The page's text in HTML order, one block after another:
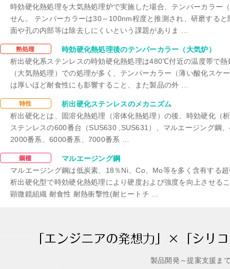
時効硬化熱処理を大気熱処理炉で実施した場合、テンパーカラー
せん。 テンパーカラーは30～100nm程度と推測され、研磨する
面や孔の内部等は除去しにくいという課題がありま …
時効硬化
時効硬化熱処理後のテンパーカラー（大気炉）
析出硬化系ステンレスの時効硬化熱処理は480℃付近の温度帯で
（大気熱処理）での処理が多く、テンパーカラー（薄い酸化スケ
は厚いほど耐食性にも影響すること、また製品の外 …
時効硬化
析出硬化ステンレスのメカニズム
析出硬化とは、固溶化熱処理（溶体化熱処理）の後、時効硬化（
ステンレスの600番台（SUS630 ,SUS631）、マルエージング鋼
2000番系、6000番系、7000番系 …
時効硬化
マルエージング鋼
マルエージング鋼は低炭素、18％Ni、Co、Mo等を多く含有する
析出硬化型で時効硬化熱処理により硬度および強度を向上させる
顕微鏡組織 耐食性 耐熱衝撃性(耐ヒートチ …
製品開発～提案支援ま